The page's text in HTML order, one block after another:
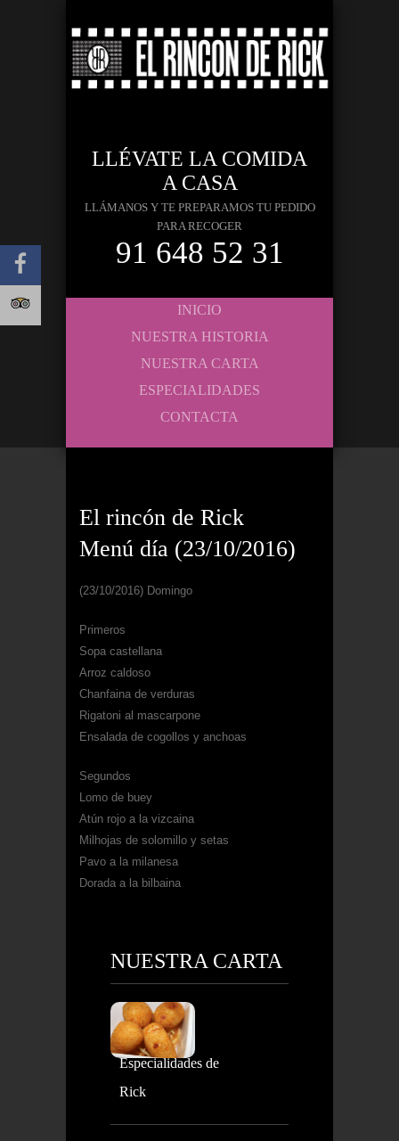
LLÉVATE LA COMIDA
A CASA
LLÁMANOS Y TE PREPARAMOS TU PEDIDO
PARA RECOGER
91 648 52 31
INICIO
NUESTRA HISTORIA
NUESTRA CARTA
ESPECIALIDADES
CONTACTA
El rincón de Rick
Menú día (23/10/2016)
(23/10/2016) Domingo
Primeros
Sopa castellana
Arroz caldoso
Chanfaina de verduras
Rigatoni al mascarpone
Ensalada de cogollos y anchoas
Segundos
Lomo de buey
Atún rojo a la vizcaina
Milhojas de solomillo y setas
Pavo a la milanesa
Dorada a la bilbaina
NUESTRA CARTA
Especialidades de
Rick